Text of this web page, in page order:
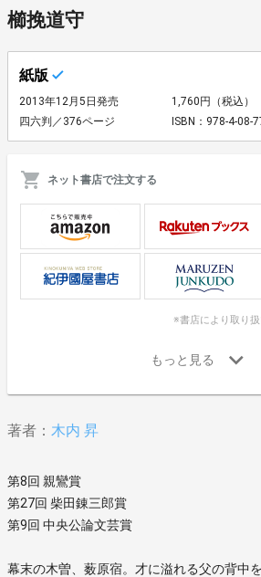
櫛挽道守
紙版
2013年12月5日発売
1,760円（税込）
四六判／376ページ
ISBN：978-4-08-
ネット書店で注文する
※書店により取り扱
著者： 木内 昇
第8回 親鸞賞
第27回 柴田錬三郎賞
第9回 中央公論文芸賞
幕末の木曽、薮原宿。才に溢れる父の背中